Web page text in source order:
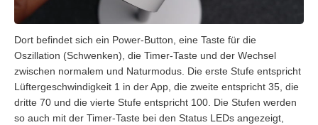
Dort befindet sich ein Power-Button, eine Taste für die
Oszillation (Schwenken), die Timer-Taste und der Wechsel
zwischen normalem und Naturmodus. Die erste Stufe entspricht
Lüftergeschwindigkeit 1 in der App, die zweite entspricht 35, die
dritte 70 und die vierte Stufe entspricht 100. Die Stufen werden
so auch mit der Timer-Taste bei den Status LEDs angezeigt,